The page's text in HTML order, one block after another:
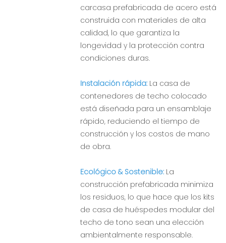
carcasa prefabricada de acero está
construida con materiales de alta
calidad, lo que garantiza la
longevidad y la protección contra
condiciones duras.
Instalación rápida: La casa de
contenedores de techo colocado
está diseñada para un ensamblaje
rápido, reduciendo el tiempo de
construcción y los costos de mano
de obra.
Ecológico & Sostenible: La
construcción prefabricada minimiza
los residuos, lo que hace que los kits
de casa de huéspedes modular del
techo de tono sean una elección
ambientalmente responsable.